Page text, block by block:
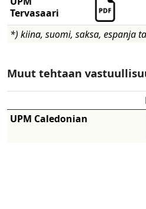
Tervasaari
*) kiina, suomi, saksa, espanja
Muut tehtaan
UPM Caledonian